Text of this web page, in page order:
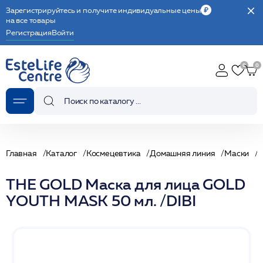
Зарегистрируйтесь и получите индивидуальные цены
на все товары
РегистрацияВойти
Главная Каталог Космецевтика Домашняя линия Маски
THE GOLD Маска для лица GOLD
YOUTH MASK 50 мл. /DIBI